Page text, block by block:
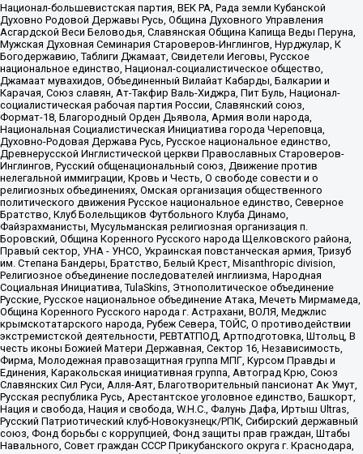
Национал-большевистская партия, ВЕК РА, Рада земли Кубанской
Духовно Родовой Державы Русь, Община Духовного Управления
Асгардской Веси Беловодья, Славянская Община Капища Веды Перуна,
Мужская Духовная Семинария Староверов-Инглингов, Нурджулар, К
Богодержавию, Таблиги Джамаат, Свидетели Иеговы, Русское
национальное единство, Национал-социалистическое общество,
Джамаат мувахидов, Объединенный Вилайат Кабарды, Балкарии и
Карачая, Союз славян, Ат-Такфир Валь-Хиджра, Пит Буль, Национал-
социалистическая рабочая партия России, Славянский союз,
Формат-18, Благородный Орден Дьявола, Армия воли народа,
Национальная Социалистическая Инициатива города Череповца,
Духовно-Родовая Держава Русь, Русское национальное единство,
Древнерусской Инглистической церкви Православных Староверов-
Инглингов, Русский общенациональный союз, Движение против
нелегальной иммиграции, Кровь и Честь, О свободе совести и о
религиозных объединениях, Омская организация общественного
политического движения Русское национальное единство, Северное
Братство, Клуб Болельщиков Футбольного Клуба Динамо,
Файзрахманисты, Мусульманская религиозная организация п.
Боровский, Община Коренного Русского народа Щелковского района,
Правый сектор, УНА - УНСО, Украинская повстанческая армия, Тризуб
им. Степана Бандеры, Братство, Белый Крест, Misanthropic division,
Религиозное объединение последователей инглиизма, Народная
Социальная Инициатива, TulaSkins, Этнополитическое объединение
Русские, Русское национальное объединение Атака, Мечеть Мирмамеда,
Община Коренного Русского народа г. Астрахани, ВОЛЯ, Меджлис
крымскотатарского народа, Рубеж Севера, ТОЙС, О противодействии
экстремистской деятельности, РЕВТАТПОД, Артподготовка, Штольц, В
честь иконы Божией Матери Державная, Сектор 16, Независимость,
Фирма, Молодежная правозащитная группа МПГ, Курсом Правды и
Единения, Каракольская инициативная группа, Автоград Крю, Союз
Славянских Сил Руси, Алля-Аят, Благотворительный пансионат Ак Умут,
Русская республика Русь, Арестантское уголовное единство, Башкорт,
Нация и свобода, Нация и свобода, W.H.С., Фалунь Дафа, Иртыш Ultras,
Русский Патриотический клуб-Новокузнецк/РПК, Сибирский державный
союз, Фонд борьбы с коррупцией, Фонд защиты прав граждан, Штабы
Навального, Совет граждан СССР Прикубанского округа г. Краснодара,